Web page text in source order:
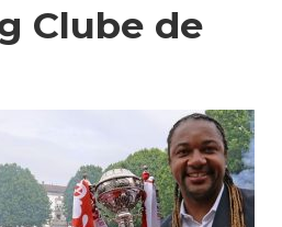
Clube de